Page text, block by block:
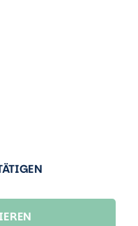
auch die
Foxterrier sind
Familienhund